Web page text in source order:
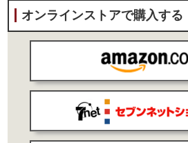
オンラインストアで購入する